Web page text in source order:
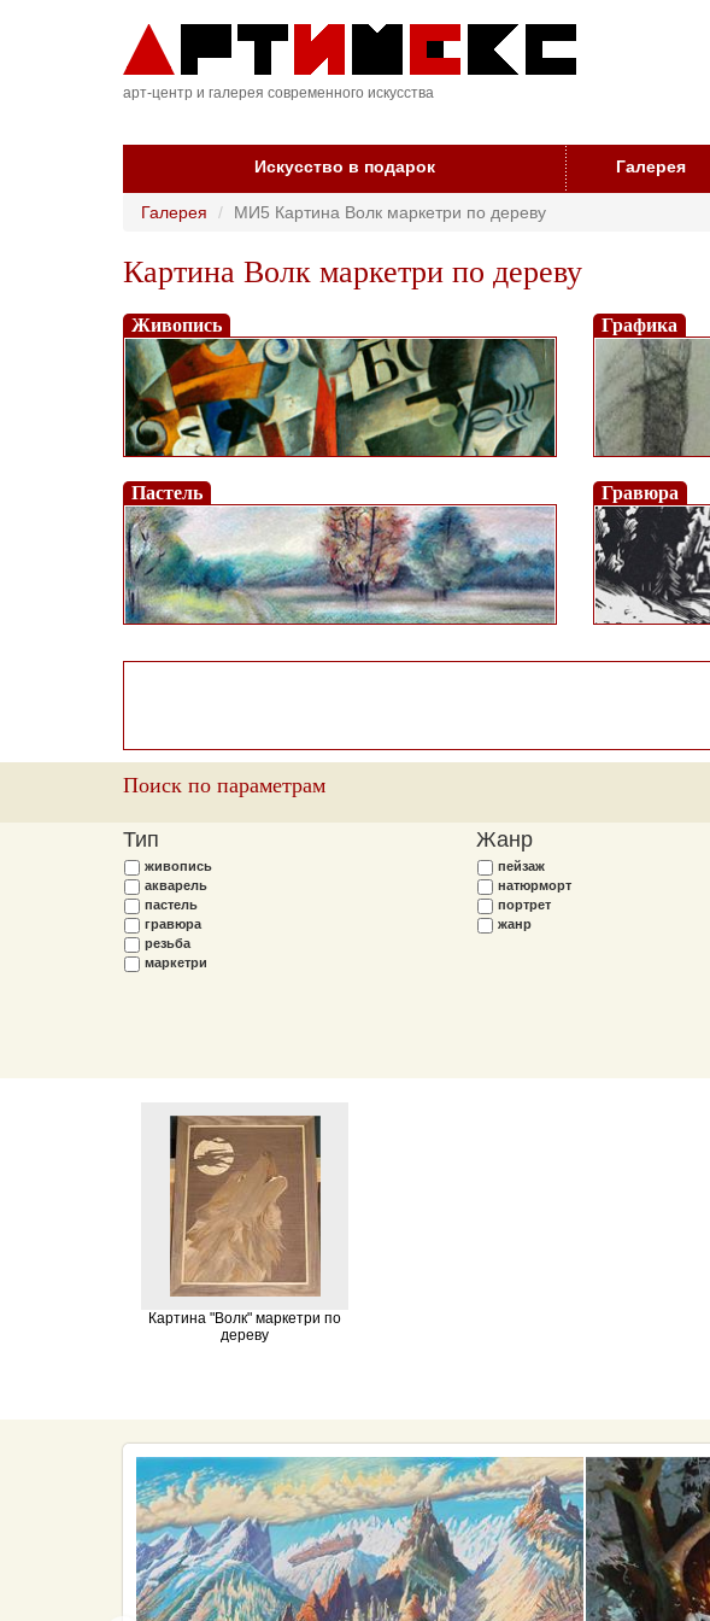
арт-центр и галерея современного искусства
Искусство в подарок Галерея
Галерея МИ5 Картина Волк маркетри по дереву
Картина Волк маркетри по дереву
Живопись Графика
Пастель Гравюра
Поиск по параметрам
Тип
живопись
акварель
пастель
гравюра
резьба
маркетри
Жанр
пейзаж
натюрморт
портрет
жанр
Картина "Волк" маркетри по
дереву